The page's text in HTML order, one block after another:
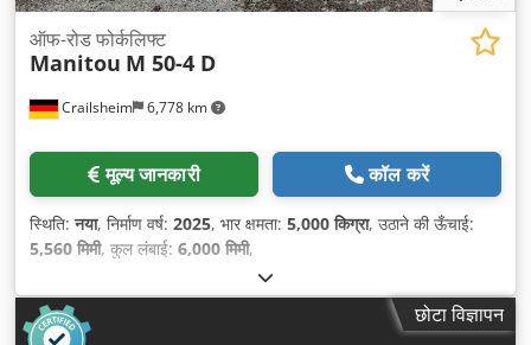
Crailsheim 6,778 km
ऑफ-रोड फोर्कलिफ्ट
Manitou M 50-4 D
मूल्य जानकारी कॉल करें
स्थिति:नया, निर्माण वर्ष: 2025, भार क्षमता: 5,000 किग्रा, उठाने की ऊँचाई:
5,560 मिमी, कुल लंबाई: 6,000 मिमी,
छोटा विज्ञापन